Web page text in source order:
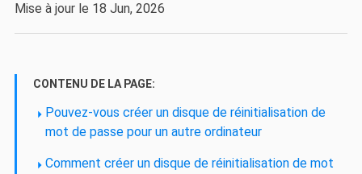
Mise à jour le 18 Jun, 2026
CONTENU DE LA PAGE:
Pouvez-vous créer un disque de réinitialisation de
mot de passe pour un autre ordinateur
Comment créer un disque de réinitialisation de mot